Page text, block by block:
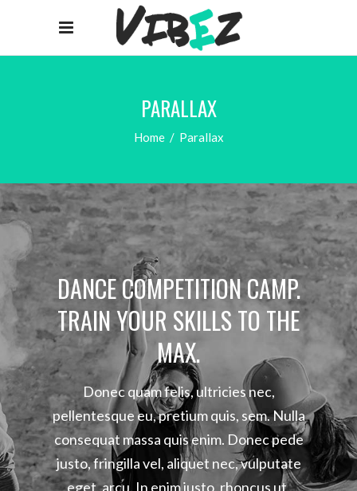
PARALLAX
Home/ Parallax
DANCE COMPETITION CAMP.
TRAIN YOUR SKILLS TO THE
MAX.
Donec quam felis, ultricies nec,
pellentesque eu, pretium quis, sem. Nulla
consequat massa quis enim. Donec pede
justo, fringilla vel, aliquet nec, vulputate
eget, arcu. In enim justo, rhoncus ut,